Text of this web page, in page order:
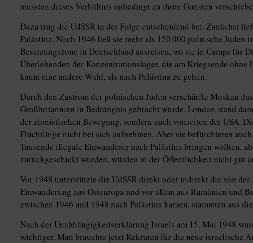
mussten dieses Verhältnis unbedingt zu ihren Gunsten
Dazu trug die UdSSR in der Folge entscheidend bei. Zunächst
Palästina. Noch 1946 ließ sie mehr als 150 000 polnische Juden
Besatzungszone in Deutschland ausreisen, wo sie in Camps für
Überlebenden der Konzentrationslager, die am Kriegsende ohne
kaum eine andere Wahl, als nach Palästina zu gehen.
Durch den Zustrom der polnischen Juden verschärfte Moskau
Großbritannien in Bedrängnis gebracht wurde. London stand
der zionistischen Bewegung, sondern auch vonseiten der USA.
Flüchtlinge nicht bei sich aufnehmen. Aber sie befürchteten
Tausende illegale Einwanderer nach Palästina bringen wollten,
zurückgeschickt wurden, würden in der Öffentlichkeit nicht gut
Vor 1948 unterstützte die UdSSR direkt oder indirekt die von
Einwanderung aus Osteuropa und vor allem aus Rumänien und
zwischen 1946 und 1948 nach Palästina kamen, stammten aus
Nach der Unabhängigkeitserklärung Israels am 15. Mai 1948
wichtiger. Man brauchte jetzt Rekruten für die neue israelische